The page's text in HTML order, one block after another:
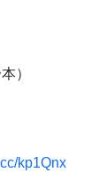
）
kp1Qnx